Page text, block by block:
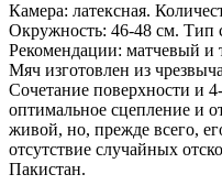
Камера: латексная.
Окружность: 46-48 см. Тип
Рекомендации: матчевый и
Мяч изготовлен из
Сочетание поверхности и
оптимальное сцепление и
живой, но, прежде всего,
отсутствие случайных
Пакистан.